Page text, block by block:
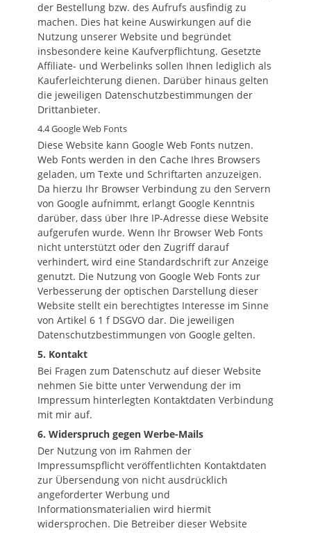
der Bestellung bzw. des Aufrufs ausfindig zu
machen. Dies hat keine Auswirkungen auf die
Nutzung unserer Website und begründet
insbesondere keine Kaufverpflichtung. Gesetzte
Affiliate- und Werbelinks sollen Ihnen lediglich als
Kauferleichterung dienen. Darüber hinaus gelten
die jeweiligen Datenschutzbestimmungen der
Drittanbieter.
4.4 Google Web Fonts
Diese Website kann Google Web Fonts nutzen.
Web Fonts werden in den Cache Ihres Browsers
geladen, um Texte und Schriftarten anzuzeigen.
Da hierzu Ihr Browser Verbindung zu den Servern
von Google aufnimmt, erlangt Google Kenntnis
darüber, dass über Ihre IP-Adresse diese Website
aufgerufen wurde. Wenn Ihr Browser Web Fonts
nicht unterstützt oder den Zugriff darauf
verhindert, wird eine Standardschrift zur Anzeige
genutzt. Die Nutzung von Google Web Fonts zur
Verbesserung der optischen Darstellung dieser
Website stellt ein berechtigtes Interesse im Sinne
von Artikel 6 1 f DSGVO dar. Die jeweiligen
Datenschutzbestimmungen von Google gelten.
5. Kontakt
Bei Fragen zum Datenschutz auf dieser Website
nehmen Sie bitte unter Verwendung der im
Impressum hinterlegten Kontaktdaten Verbindung
mit mir auf.
6. Widerspruch gegen Werbe-Mails
Der Nutzung von im Rahmen der
Impressumspflicht veröffentlichten Kontaktdaten
zur Übersendung von nicht ausdrücklich
angeforderter Werbung und
Informationsmaterialien wird hiermit
widersprochen. Die Betreiber dieser Website